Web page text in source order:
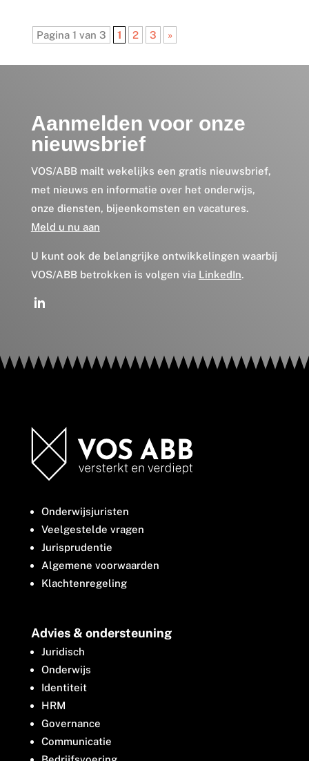
Pagina 1 van 3 1 2 3 »
Aanmelden voor onze
nieuwsbrief
VOS/ABB mailt wekelijks een gratis nieuwsbrief,
met nieuws en informatie over het onderwijs,
onze diensten, bijeenkomsten en vacatures.
Meld u nu aan
U kunt ook de belangrijke ontwikkelingen waarbij
VOS/ABB betrokken is volgen via LinkedIn.
Onderwijsjuristen
Veelgestelde vragen
Jurisprudentie
Algemene voorwaarden
Klachtenregeling
Advies & ondersteuning
Juridisch
Onderwijs
Identiteit
HRM
Governance
Communicatie